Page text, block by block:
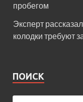
пробегом
Эксперт
колодки требуют
ПОИСК